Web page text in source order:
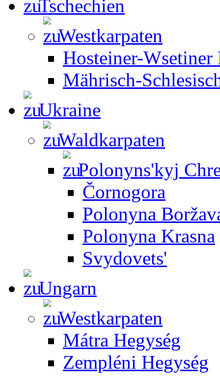
Tschechien
Westkarpaten
Hosteiner-Wsetiner
Mährisch-
Ukraine
Waldkarpaten
Polonyns'kyj
Čornogora
Polonyna
Polonyna Krasna
Svydovets'
Ungarn
Westkarpaten
Mátra Hegység
Zempléni Hegység